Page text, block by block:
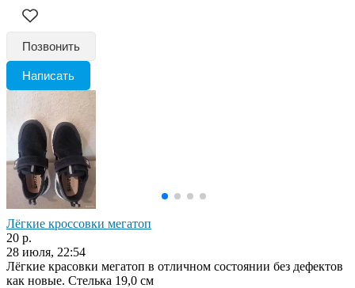
Позвонить
Написать
Лёгкие кроссовки мегатоп
20 р.
28 июля, 22:54
Лёгкие красовки мегатоп в отличном состоянии без дефектов
как новые. Стелька 19,0 см